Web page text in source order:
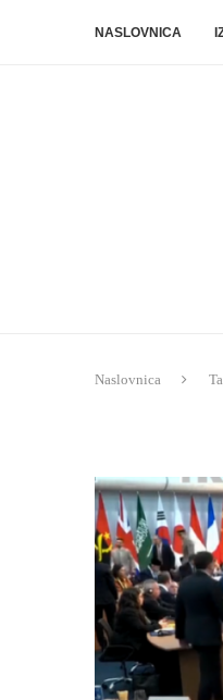
NASLOVNICA
Naslovnica